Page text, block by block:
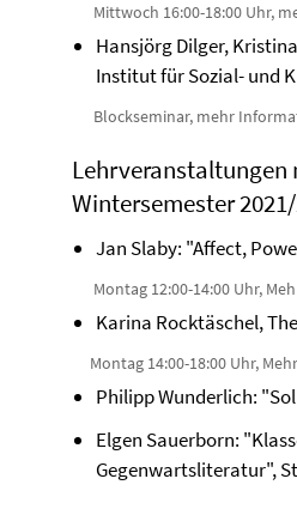
Mittwoch 16:00-18:00 Uhr,
Hansjörg Dilger,
Institut für Sozial- und
Blockseminar, mehr
Wintersemester
Jan Slaby: "Affect,
Montag 12:00-14:00 Uhr,
Karina Rocktäschel,
Montag 14:00-18:00 Uhr,
Philipp Wunderlich:
Elgen Sauerborn:
Gegenwartsliteratur",